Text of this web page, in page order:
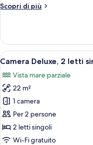
singoli,
Scopri di più
Altri
Superior,
letti
vista
giardino
Apri
tutte
le
foto
per
Camera
Deluxe,
2
7
Camera Deluxe, 2 letti
Vista mare parziale
22 m²
1 camera
Per 2 persone
2 letti singoli
Wi-Fi gratuito